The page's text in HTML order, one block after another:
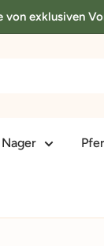
von exklusiven
Nager